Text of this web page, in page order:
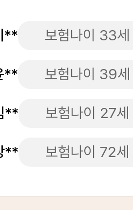
** 보험나이 33세
** 보험나이 39세
** 보험나이 27세
** 보험나이 72세